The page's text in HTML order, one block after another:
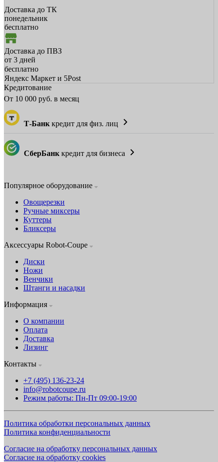
Доставка до ТК
понедельник
бесплатно
Доставка до ПВЗ
от 3 дней
бесплатно
Яндекс Маркет и 5Post
Кредитование
От 10 000 руб. в месяц
Т-Банк кредит для физ. лиц
СберБанк кредит для бизнеса
Популярное оборудование
Овощерезки
Ручные миксеры
Куттеры
Бликсеры
Аксессуары Robot-Coupe
Диски
Ножи
Венчики
Штанги и насадки
Информация
О компании
Оплата
Доставка
Лизинг
Контакты
+7 (495) 136-23-24
info@robotcoupe.ru
Режим работы: Пн-Пт 09:00-19:00
Политика обработки персональных данных
Политика конфиденциальности
Согласие на обработку персональных данных
Согласие на обработку cookies